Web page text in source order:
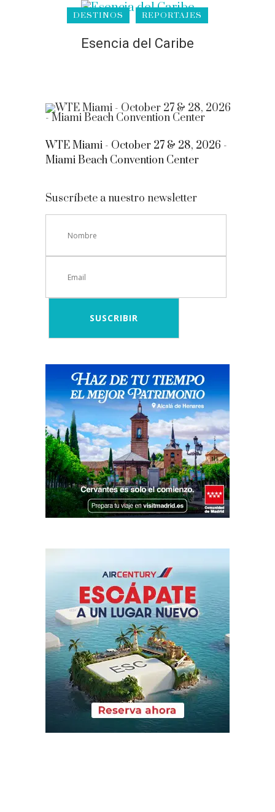
DESTINOS REPORTAJES
Esencia del Caribe
WTE Miami - October 27 & 28, 2026 -
Miami Beach Convention Center
Suscríbete a nuestro newsletter